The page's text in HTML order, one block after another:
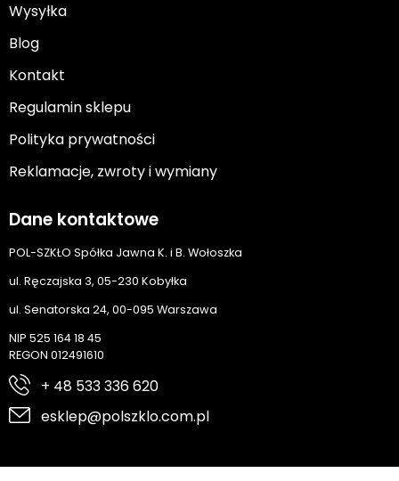
Wysyłka
Blog
Kontakt
Regulamin sklepu
Polityka prywatności
Reklamacje, zwroty i wymiany
Dane kontaktowe
POL-SZKŁO Spółka Jawna K. i B. Wołoszka
ul. Ręczajska 3, 05-230 Kobyłka
ul. Senatorska 24, 00-095 Warszawa
NIP 525 164 18 45
REGON 012491610
+ 48 533 336 620
esklep@polszklo.com.pl